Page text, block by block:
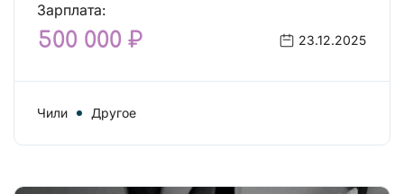
Зарплата:
500 000 ₽ 23.12.2025
Чили Другое